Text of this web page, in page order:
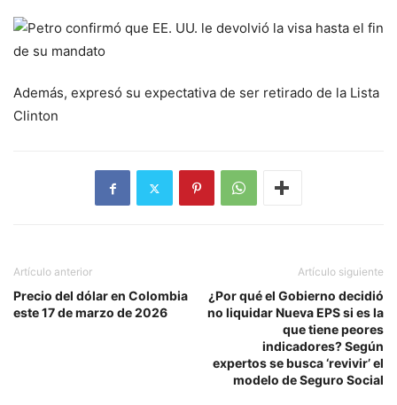
Además, expresó su expectativa de ser retirado de la Lista
Clinton
Artículo anterior
Precio del dólar en Colombia
este 17 de marzo de 2026
Artículo siguiente
¿Por qué el Gobierno decidió
no liquidar Nueva EPS si es la
que tiene peores
indicadores? Según
expertos se busca ‘revivir’ el
modelo de Seguro Social